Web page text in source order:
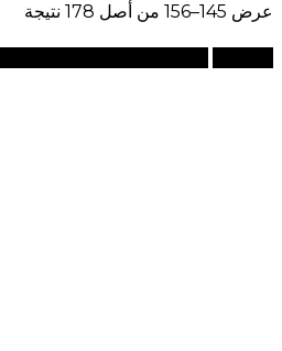
عرض 145–156 من أصل 178 نتيجة